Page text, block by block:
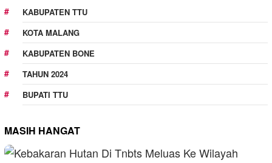
KABUPATEN TTU
KOTA MALANG
KABUPATEN BONE
TAHUN 2024
BUPATI TTU
MASIH HANGAT